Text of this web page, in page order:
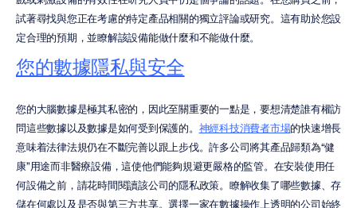
試著尋找與您正在考慮的特定產品相關的獨立評論或研究。這有助於您設
定合理的預期，並瞭解該設備能做什麼和不能做什麼。
您的數據隱私與安全
您的大腦數據是極其私密的，因此至關重要的一點是，要想清楚誰有權訪
問這些數據以及數據是如何受到保護的。 神經科技消費者市場的快速增長
意味着法律法規仍在不斷完善以跟上步伐。許多公司將其產品歸類為“健
康”用途而非醫療設備，這使他們能夠規避更嚴格的監管。在安裝使用任
何設備之前，請花時間閱讀該公司的隱私政策。瞭解收集了哪些數據、存
儲在何處以及是否與第三方共享。選擇一家在數據操作上透明的公司始終